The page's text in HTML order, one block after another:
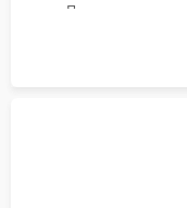
Программная
абсолютно черному